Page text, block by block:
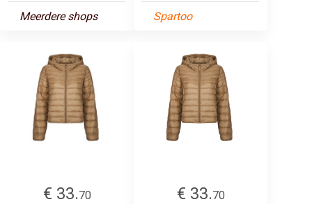
Meerdere shops
Spartoo
€ 33.70
€ 33.70